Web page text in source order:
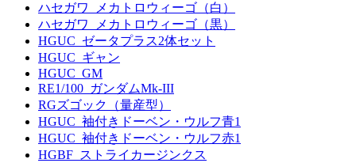
ハセガワ_メカトロウィーゴ（白）
ハセガワ_メカトロウィーゴ（黒）
HGUC_ゼータプラス2体セット
HGUC_ギャン
HGUC_GM
RE1/100_ガンダムMk-III
RGズゴック（量産型）
HGUC_袖付きドーベン・ウルフ青1
HGUC_袖付きドーベン・ウルフ赤1
HGBF_ストライカージンクス